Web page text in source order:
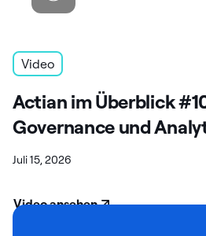
Video
Actian im Überblick
Governance und
agentischen Funktionen
Juli 15, 2026
Video ansehen